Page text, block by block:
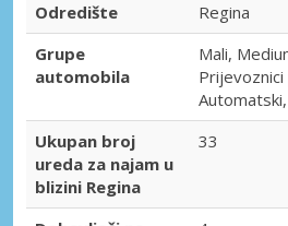
Odredište
Regina
Grupe
automobila
Mali,
Prijevoznici
Ukupan broj
ureda za najam u
blizini Regina
33